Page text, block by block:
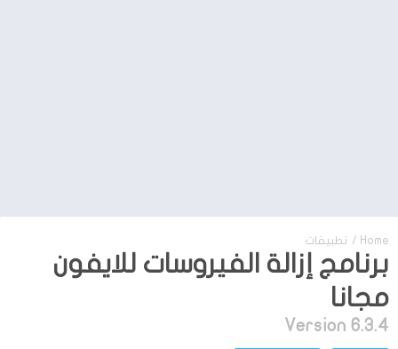
Home
/ تطبيقات
برنامج إزالة الفيروسات للايفون
مجانا
Version 6.3.4